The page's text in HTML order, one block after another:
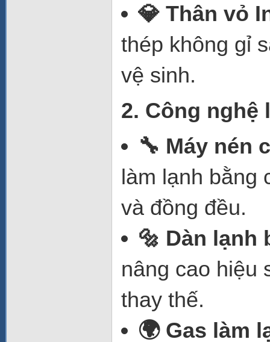
💎 Thân vỏ
thép không gỉ
vệ sinh.
2. Công
🔧 Máy nén
làm lạnh bằng
và đồng đều.
🔩 Dàn lạnh
nâng cao hiệu
thay thế.
🌍 Gas làm